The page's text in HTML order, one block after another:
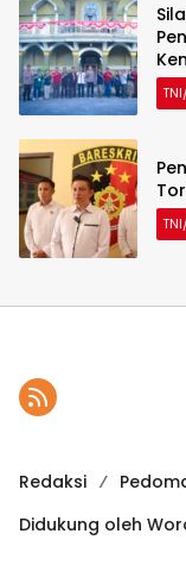
Redaksi
Didukung oleh